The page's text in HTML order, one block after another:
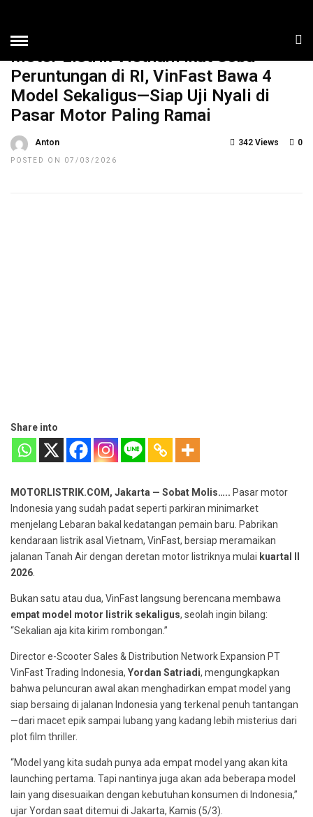
Motor Listrik Vietnam Ikut Coba
Peruntungan di RI, VinFast Bawa 4
Model Sekaligus—Siap Uji Nyali di
Pasar Motor Paling Ramai
Anton
POSTED ON 07/03/2026
0
342 Views
Share into
MOTORLISTRIK.COM, Jakarta — Sobat Molis….. Pasar motor
Indonesia yang sudah padat seperti parkiran minimarket
menjelang Lebaran bakal kedatangan pemain baru. Pabrikan
kendaraan listrik asal Vietnam, VinFast, bersiap meramaikan
jalanan Tanah Air dengan deretan motor listriknya mulai kuartal II
2026
Bukan satu atau dua, VinFast langsung berencana membawa
empat model motor listrik sekaligus, seolah ingin bilang:
“Sekalian aja kita kirim rombongan.”
Director e-Scooter Sales & Distribution Network Expansion PT
VinFast Trading Indonesia, Yordan Satriadi, mengungkapkan
bahwa peluncuran awal akan menghadirkan empat model yang
siap bersaing di jalanan Indonesia yang terkenal penuh tantangan
—dari macet epik sampai lubang yang kadang lebih misterius dari
plot film thriller.
“Model yang kita sudah punya ada empat model yang akan kita
launching pertama. Tapi nantinya juga akan ada beberapa model
lain yang disesuaikan dengan kebutuhan konsumen di Indonesia,”
ujar Yordan saat ditemui di Jakarta, Kamis (5/3).